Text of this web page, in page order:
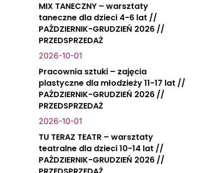
MIX TANECZNY – warsztaty
taneczne dla dzieci 4-6 lat //
PAŹDZIERNIK-GRUDZIEŃ 2026 //
PRZEDSPRZEDAŻ
2026-10-01
Pracownia sztuki – zajęcia
plastyczne dla młodzieży 11-17 lat //
PAŹDZIERNIK-GRUDZIEŃ 2026 //
PRZEDSPRZEDAŻ
2026-10-01
TU TERAZ TEATR – warsztaty
teatralne dla dzieci 10-14 lat //
PAŹDZIERNIK-GRUDZIEŃ 2026 //